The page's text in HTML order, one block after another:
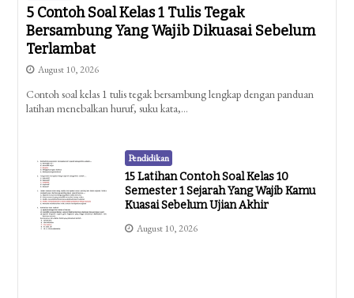
5 Contoh Soal Kelas 1 Tulis Tegak
Bersambung Yang Wajib Dikuasai Sebelum
Terlambat
August 10, 2026
Contoh soal kelas 1 tulis tegak bersambung lengkap dengan panduan
latihan menebalkan huruf, suku kata,…
Pendidikan
15 Latihan Contoh Soal Kelas 10
Semester 1 Sejarah Yang Wajib Kamu
Kuasai Sebelum Ujian Akhir
August 10, 2026